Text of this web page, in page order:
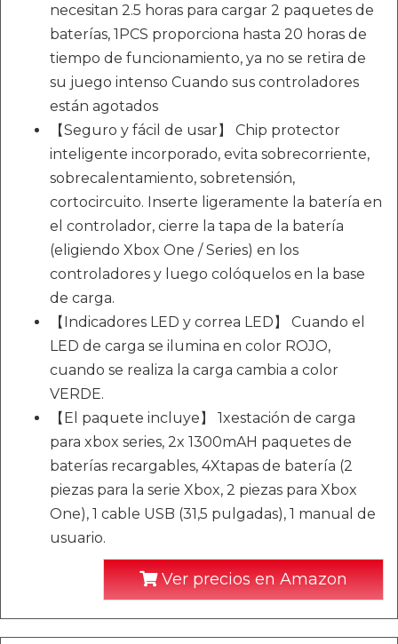
necesitan 2.5 horas para cargar 2 paquetes de
baterías, 1PCS proporciona hasta 20 horas de
tiempo de funcionamiento, ya no se retira de
su juego intenso Cuando sus controladores
están agotados
【Seguro y fácil de usar】 Chip protector
inteligente incorporado, evita sobrecorriente,
sobrecalentamiento, sobretensión,
cortocircuito. Inserte ligeramente la batería en
el controlador, cierre la tapa de la batería
(eligiendo Xbox One / Series) en los
controladores y luego colóquelos en la base
de carga.
【Indicadores LED y correa LED】 Cuando el
LED de carga se ilumina en color ROJO,
cuando se realiza la carga cambia a color
VERDE.
【El paquete incluye】 1xestación de carga
para xbox series, 2x 1300mAH paquetes de
baterías recargables, 4Xtapas de batería (2
piezas para la serie Xbox, 2 piezas para Xbox
One), 1 cable USB (31,5 pulgadas), 1 manual de
usuario.
Ver precios en Amazon